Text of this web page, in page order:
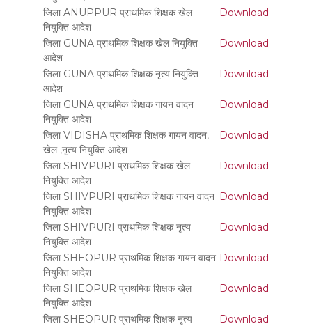
जिला ANUPPUR प्राथमिक शिक्षक खेल
नियुक्ति आदेश
Download
जिला GUNA प्राथमिक शिक्षक खेल नियुक्ति
आदेश
Download
जिला GUNA प्राथमिक शिक्षक नृत्य नियुक्ति
आदेश
Download
जिला GUNA प्राथमिक शिक्षक गायन वादन
नियुक्ति आदेश
Download
जिला VIDISHA प्राथमिक शिक्षक गायन वादन,
खेल ,नृत्य नियुक्ति आदेश
Download
जिला SHIVPURI प्राथमिक शिक्षक खेल
नियुक्ति आदेश
Download
जिला SHIVPURI प्राथमिक शिक्षक गायन वादन
नियुक्ति आदेश
Download
जिला SHIVPURI प्राथमिक शिक्षक नृत्य
नियुक्ति आदेश
Download
जिला SHEOPUR प्राथमिक शिक्षक गायन वादन
नियुक्ति आदेश
Download
जिला SHEOPUR प्राथमिक शिक्षक खेल
नियुक्ति आदेश
Download
जिला SHEOPUR प्राथमिक शिक्षक नृत्य
Download